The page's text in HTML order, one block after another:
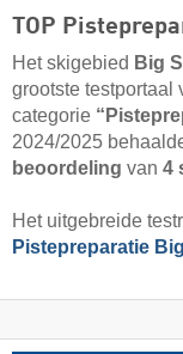
TOP
Het skigebied Big
grootste testportaal
categorie
2024/2025
beoordeling van 4
Het uitgebreide
Pistepreparatie